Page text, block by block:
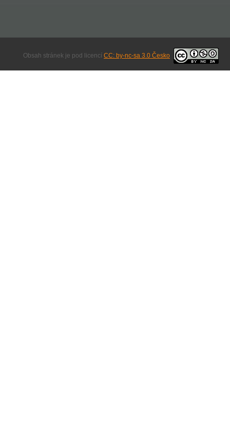
Obsah stránek je pod licencí CC: by-nc-sa 3.0 Česko